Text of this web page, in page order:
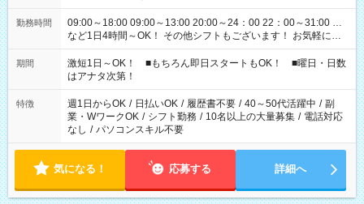
勤務時間
09:00～18:00 09:00～13:00 20:00～24：00 22：00～31:00 …
など1日4時間～OK！ その他シフトもございます！ お気軽にご
相談ください！
期間
激短1日～OK！ ■もちろん即日スタートもOK！ ■曜日・日数
はアナタ次第！
特徴 週1日からOK / 日払いOK / 履歴書不要 / 40～50代活躍中 / 副
業・WワークOK / シフト勤務 / 10名以上の大量募集 / 電話対応
なし / パソコンスキル不要
気になる！ 応募する 詳細へ